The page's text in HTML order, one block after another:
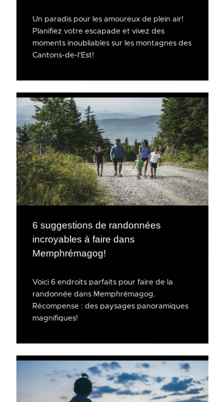
Un paradis pour les amoureux de plein air!
Planifiez votre escapade et vivez des
moments inoubliables sur les montagnes des
Cantons-de-l’Est!
6 suggestions de randonnées
incroyables à faire dans
Memphrémagog!
Voici 6 endroits parfaits pour faire de la
randonnée dans Memphrémagog.
Récompense : des paysages panoramiques
magnifiques!